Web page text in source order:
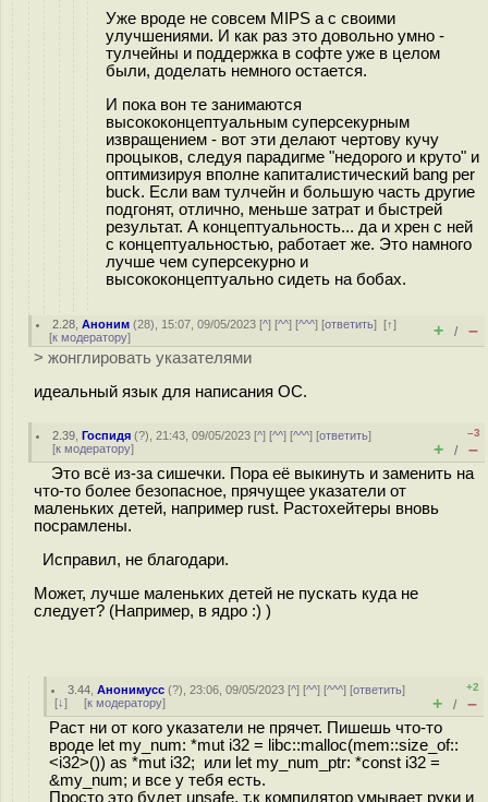
Уже вроде не совсем MIPS а с своими
улучшениями. И как раз это довольно умно -
тулчейны и поддержка в софте уже в целом
были, доделать немного остается.
И пока вон те занимаются
высококонцептуальным суперсекурным
извращением - вот эти делают чертову кучу
процыков, следуя парадигме "недорого и круто" и
оптимизируя вполне капиталистический bang per
buck. Если вам тулчейн и большую часть другие
подгонят, отлично, меньше затрат и быстрей
результат. А концептуальность... да и хрен с ней
с концептуальностью, работает же. Это намного
лучше чем суперсекурно и
высококонцептуально сидеть на бобах.
2.28 ,Аноним (28), 15:07, 09/05/2023 [^] [^^] [^^^] [ответить][↑]
[к модератору] + / –
> жонглировать указателями
идеальный язык для написания ОС.
2.39 ,Госпидя (?), 21:43, 09/05/2023 [^] [^^] [^^^] [ответить]
[к модератору]
–3
+ / –
Это всё из-за сишечки. Пора её выкинуть и заменить на
что-то более безопасное, прячущее указатели от
маленьких детей, например rust. Растохейтеры вновь
посрамлены.
Исправил, не благодари.
Может, лучше маленьких детей не пускать куда не
следует? (Например, в ядро :) )
3.44 ,Анонимусс (?), 23:06, 09/05/2023 [^] [^^] [^^^] [ответить]
[↓] [к модератору]
+2
+ / –
Раст ни от кого указатели не прячет. Пишешь что-то
вроде let my_num: *mut i32 = libc::malloc(mem::size_of::
<i32>()) as *mut i32; или let my_num_ptr: *const i32 =
&my_num; и все у тебя есть.
Просто это будет unsafe, т.к компилятор умывает руки и